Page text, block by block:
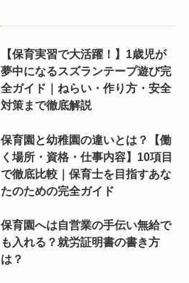
【保育実習で大活躍！】1歳児が
夢中になるスズランテープ遊び完
全ガイド｜ねらい・作り方・安全
対策まで徹底解説
保育園と幼稚園の違いとは？【働
く場所・資格・仕事内容】10項目
で徹底比較｜保育士を目指すあな
たのための完全ガイド
保育園へは自営業の手伝い無給で
も入れる？就労証明書の書き方
は？